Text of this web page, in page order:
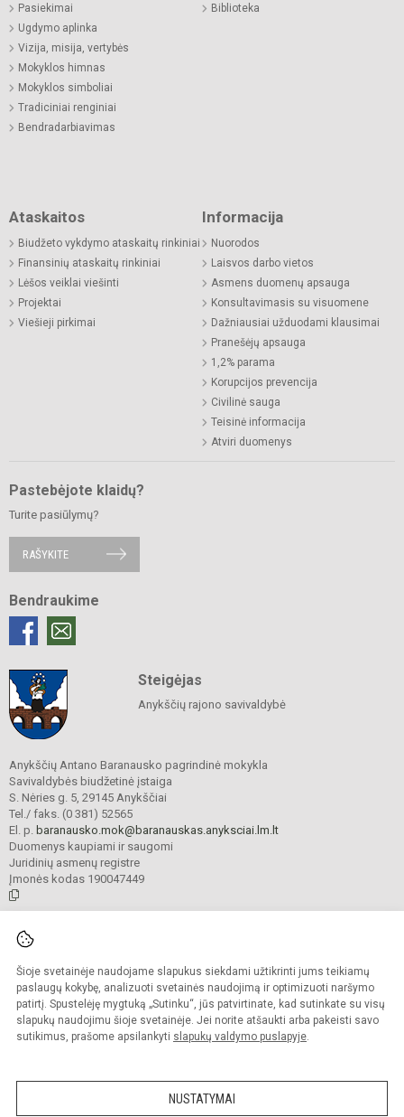
Šioje svetainėje naudojame slapukus siekdami užtikrinti jums teikiamų
paslaugų kokybę, analizuoti svetainės naudojimą ir optimizuoti naršymo
patirtį. Spustelėję mygtuką „Sutinku“, jūs patvirtinate, kad sutinkate su visų
slapukų naudojimu šioje svetainėje. Jei norite atšaukti arba pakeisti savo
sutikimus, prašome apsilankyti slapukų valdymo puslapyje.
NUSTATYMAI
Pasiekimai
Ugdymo aplinka
Vizija, misija, vertybės
Mokyklos himnas
Mokyklos simboliai
Tradiciniai renginiai
Bendradarbiavimas
Biblioteka
Ataskaitos
Biudžeto vykdymo ataskaitų rinkiniai
Finansinių ataskaitų rinkiniai
Lėšos veiklai viešinti
Projektai
Viešieji pirkimai
Informacija
Nuorodos
Laisvos darbo vietos
Asmens duomenų apsauga
Konsultavimasis su visuomene
Dažniausiai užduodami klausimai
Pranešėjų apsauga
1,2% parama
Korupcijos prevencija
Civilinė sauga
Teisinė informacija
Atviri duomenys
Pastebėjote klaidų?
Turite pasiūlymų?
RAŠYKITE
Bendraukime
Steigėjas
Anykščių rajono savivaldybė
Anykščių Antano Baranausko pagrindinė mokykla
Savivaldybės biudžetinė įstaiga
S. Nėries g. 5, 29145 Anykščiai
Tel./ faks. (0 381) 52565
El. p. baranausko.mok@baranauskas.anyksciai.lm.lt
Duomenys kaupiami ir saugomi
Juridinių asmenų registre
Įmonės kodas 190047449
Kopijuoti turinį be raštiško mokyklos administracijos sutikimo griežtai
draudžiama.
Prieinamumo paraiška Slapukų valdymas
Sumanus būdas atnaujinti